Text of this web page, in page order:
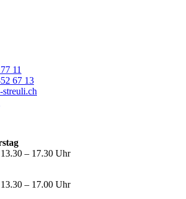
11
67 13
– 17.30 Uhr
– 17.00 Uhr